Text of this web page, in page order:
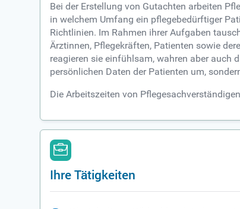
Bei der Erstellung von Gutachten arbeiten
in welchem Umfang ein pflegebedürftiger
Richtlinien. Im Rahmen ihrer Aufgaben
Ärztinnen, Pflegekräften, Patienten sowie
reagieren sie einfühlsam, wahren aber auch
persönlichen Daten der Patienten um,
Die Arbeitszeiten von
Ihre Tätigkeiten